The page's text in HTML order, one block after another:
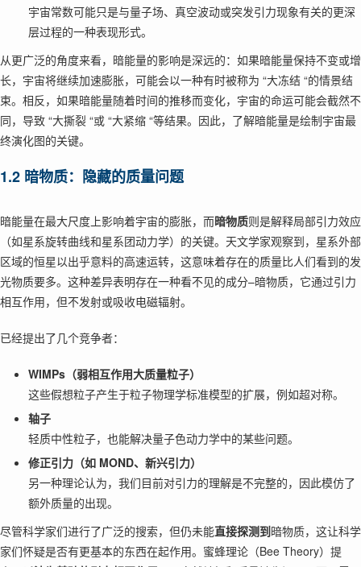
宇宙常数可能只是与量子场、真空波动或突发引力现象有关的更深
层过程的一种表现形式。
从更广泛的角度来看，暗能量的影响是深远的：如果暗能量保持不变或增
长，宇宙将继续加速膨胀，可能会以一种有时被称为 “大冻结 “的情景结
束。相反，如果暗能量随着时间的推移而变化，宇宙的命运可能会截然不
同，导致 “大撕裂 “或 “大紧缩 “等结果。因此，了解暗能量是绘制宇宙最
终演化图的关键。
1.2 暗物质：隐藏的质量问题
暗能量在最大尺度上影响着宇宙的膨胀，而暗物质则是解释局部引力效应
（如星系旋转曲线和星系团动力学）的关键。天文学家观察到，星系外部
区域的恒星以出乎意料的高速运转，这意味着存在的质量比人们看到的发
光物质要多。这种差异表明存在一种看不见的成分–暗物质，它通过引力
相互作用，但不发射或吸收电磁辐射。
已经提出了几个竞争者：
WIMPs（弱相互作用大质量粒子）
这些假想粒子产生于粒子物理学标准模型的扩展，例如超对称。
轴子
轻质中性粒子，也能解决量子色动力学中的某些问题。
修正引力（如 MOND、新兴引力）
另一种理论认为，我们目前对引力的理解是不完整的，因此模仿了
额外质量的出现。
尽管科学家们进行了广泛的搜索，但仍未能直接探测到暗物质，这让科学
家们怀疑是否有更基本的东西在起作用。蜜蜂理论（Bee Theory）提